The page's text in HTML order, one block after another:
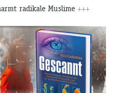
radikale Muslime +++